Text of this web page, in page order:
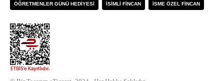
ÖĞRETMENLER GÜNÜ HEDIYESI İSIMLI FINCAN İSME ÖZEL FINCAN